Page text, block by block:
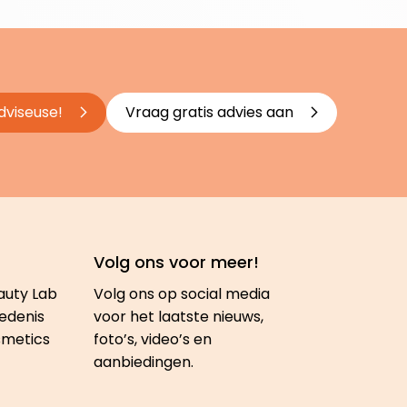
Vraag gratis advies aan
Lab
Volg ons voor meer!
Volg ons op social media
voor het laatste nieuws,
foto’s, video’s en
aanbiedingen.